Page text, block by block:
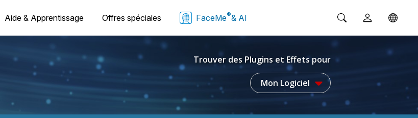
Aide & Apprentissage Offres spéciales FaceMe®& AI
Trouver des Plugins et Effets pour
Mon Logiciel